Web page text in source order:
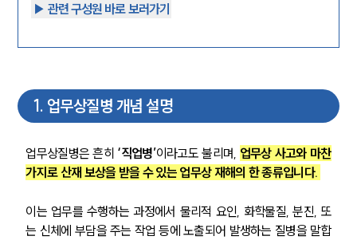
▶︎ 관련 구성원 바로 보러가기
1. 업무상질병 개념 설명
업무상질병은 흔히 ‘직업병’이라고도 불리며, 업무상 사고와 마찬
가지로 산재 보상을 받을 수 있는 업무상 재해의 한 종류입니다.
이는 업무를 수행하는 과정에서 물리적 요인, 화학물질, 분진, 또
는 신체에 부담을 주는 작업 등에 노출되어 발생하는 질병을 말합